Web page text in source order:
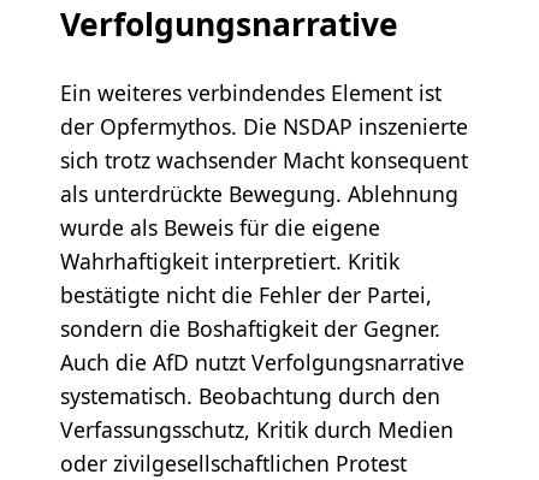
Verfolgungsnarrative
Ein weiteres verbindendes Element ist
der Opfermythos. Die NSDAP inszenierte
sich trotz wachsender Macht konsequent
als unterdrückte Bewegung. Ablehnung
wurde als Beweis für die eigene
Wahrhaftigkeit interpretiert. Kritik
bestätigte nicht die Fehler der Partei,
sondern die Boshaftigkeit der Gegner.
Auch die AfD nutzt Verfolgungsnarrative
systematisch. Beobachtung durch den
Verfassungsschutz, Kritik durch Medien
oder zivilgesellschaftlichen Protest